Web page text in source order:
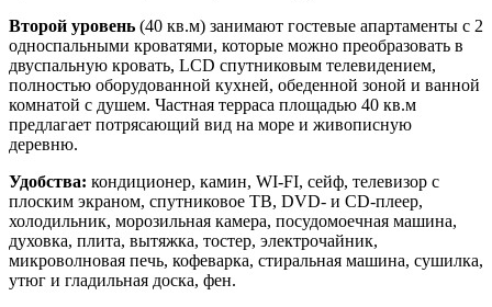
Второй уровень (40 кв.м) занимают гостевые апартаменты с 2
односпальными кроватями, которые можно преобразовать в
двуспальную кровать, LCD спутниковым телевидением,
полностью оборудованной кухней, обеденной зоной и ванной
комнатой с душем. Частная терраса площадью 40 кв.м
предлагает потрясающий вид на море и живописную
деревню.
Удобства: кондиционер, камин, WI-FI, сейф, телевизор с
плоским экраном, спутниковое ТВ, DVD- и CD-плеер,
холодильник, морозильная камера, посудомоечная машина,
духовка, плита, вытяжка, тостер, электрочайник,
микроволновая печь, кофеварка, стиральная машина, сушилка,
утюг и гладильная доска, фен.